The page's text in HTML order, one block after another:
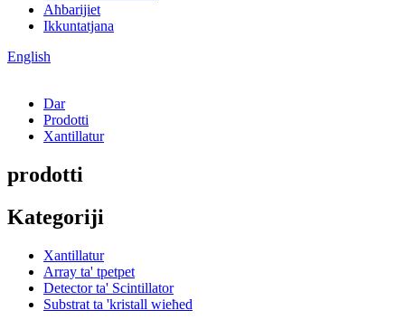
Aħbarijiet
Ikkuntatjana
English
Dar
Prodotti
Xantillatur
prodotti
Kategoriji
Xantillatur
Array ta' tpetpet
Detector ta' Scintillator
Substrat ta 'kristall wieħed